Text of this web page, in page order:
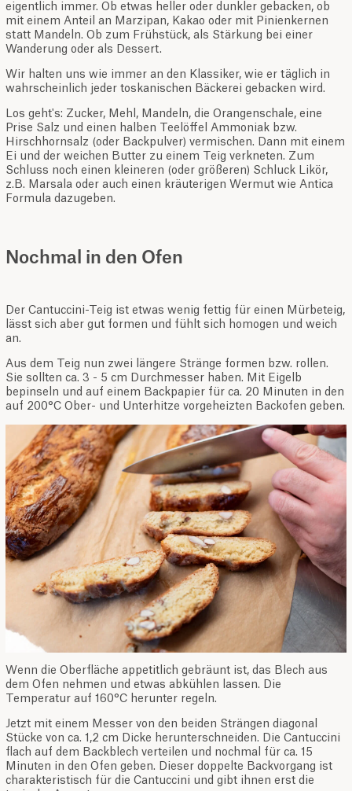
eigentlich immer. Ob etwas heller oder dunkler gebacken, ob
mit einem Anteil an Marzipan, Kakao oder mit Pinienkernen
statt Mandeln. Ob zum Frühstück, als Stärkung bei einer
Wanderung oder als Dessert.
Wir halten uns wie immer an den Klassiker, wie er täglich in
wahrscheinlich jeder toskanischen Bäckerei gebacken wird.
Los geht's: Zucker, Mehl, Mandeln, die Orangenschale, eine
Prise Salz und einen halben Teelöffel Ammoniak bzw.
Hirschhornsalz (oder Backpulver) vermischen. Dann mit einem
Ei und der weichen Butter zu einem Teig verkneten. Zum
Schluss noch einen kleineren (oder größeren) Schluck Likör,
z.B. Marsala oder auch einen kräuterigen Wermut wie Antica
Formula dazugeben.
Nochmal in den Ofen
Der Cantuccini-Teig ist etwas wenig fettig für einen Mürbeteig,
lässt sich aber gut formen und fühlt sich homogen und weich
an.
Aus dem Teig nun zwei längere Stränge formen bzw. rollen.
Sie sollten ca. 3 - 5 cm Durchmesser haben. Mit Eigelb
bepinseln und auf einem Backpapier für ca. 20 Minuten in den
auf 200°C Ober- und Unterhitze vorgeheizten Backofen geben.
Wenn die Oberfläche appetitlich gebräunt ist, das Blech aus
dem Ofen nehmen und etwas abkühlen lassen. Die
Temperatur auf 160°C herunter regeln.
Jetzt mit einem Messer von den beiden Strängen diagonal
Stücke von ca. 1,2 cm Dicke herunterschneiden. Die Cantuccini
flach auf dem Backblech verteilen und nochmal für ca. 15
Minuten in den Ofen geben. Dieser doppelte Backvorgang ist
charakteristisch für die Cantuccini und gibt ihnen erst die